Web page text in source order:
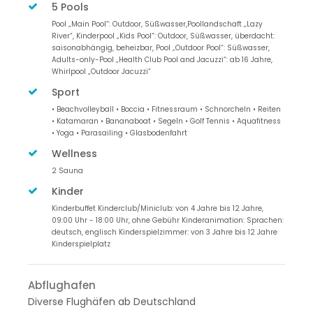
5 Pools
Pool „Main Pool“: Outdoor, Süßwasser,Poollandschaft „Lazy
River“, Kinderpool „Kids Pool“: Outdoor, Süßwasser, überdacht:
saisonabhängig, beheizbar, Pool „Outdoor Pool“: Süßwasser,
Adults-only-Pool „Health Club Pool and Jacuzzi“: ab 16 Jahre,
Whirlpool „Outdoor Jacuzzi“
Sport
• Beachvolleyball • Boccia • Fitnessraum • Schnorcheln • Reiten
• Katamaran • Bananaboat • Segeln • Golf Tennis • Aquafitness
• Yoga • Parasailing • Glasbodenfahrt
Wellness
2 Sauna
Kinder
Kinderbuffet Kinderclub/Miniclub: von 4 Jahre bis 12 Jahre,
09:00 Uhr - 18:00 Uhr, ohne Gebühr Kinderanimation: Sprachen:
deutsch, englisch Kinderspielzimmer: von 3 Jahre bis 12 Jahre
Kinderspielplatz
Abflughafen
Diverse Flughäfen ab Deutschland